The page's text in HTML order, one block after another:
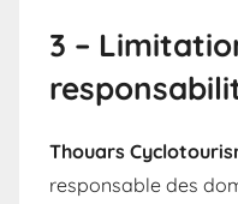
3 –
Thouars
responsable des